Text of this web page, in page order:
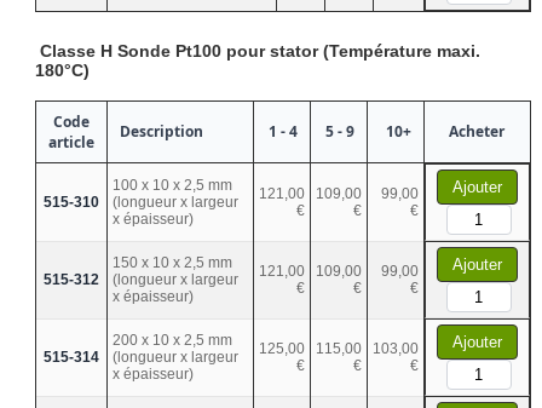
Classe H Sonde Pt100 pour stator (Température maxi.
180°C)
Code
article
Description 1 - 4 5 - 9 10+ Acheter
515-310
100 x 10 x 2,5 mm
(longueur x largeur
x épaisseur)
121,00
€
109,00
€
99,00
€
Ajouter
515-312
150 x 10 x 2,5 mm
(longueur x largeur
x épaisseur)
121,00
€
109,00
€
99,00
€
Ajouter
515-314
200 x 10 x 2,5 mm
(longueur x largeur
x épaisseur)
125,00
€
115,00
€
103,00
€
Ajouter